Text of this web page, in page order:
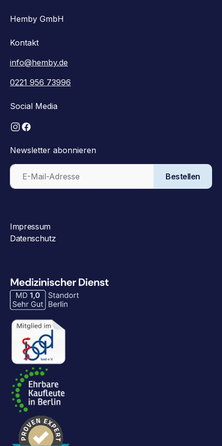
Hemby GmbH
Kontakt
info@hemby.de
0221 956 73996
Social Media
Newsletter abonnieren
Bestellen
Impressum
Datenschutz